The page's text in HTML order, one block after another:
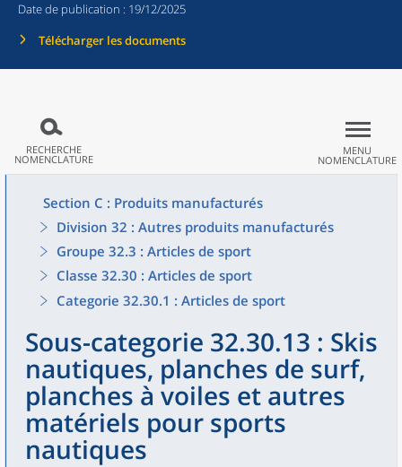
Date de publication : 19/12/2025
Télécharger les documents
RECHERCHE
NOMENCLATURE
MENU
NOMENCLATURE
Section C : Produits manufacturés
Division 32 : Autres produits manufacturés
Groupe 32.3 : Articles de sport
Classe 32.30 : Articles de sport
Categorie 32.30.1 : Articles de sport
Sous-categorie 32.30.13 : Skis
nautiques, planches de surf,
planches à voiles et autres
matériels pour sports
nautiques